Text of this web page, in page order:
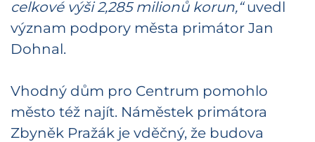
celkové výši 2,285 milionů korun,“uvedl
význam podpory města primátor Jan
Dohnal.
Vhodný dům pro Centrum pomohlo
město též najít. Náměstek primátora
Zbyněk Pražák je vděčný, že budova